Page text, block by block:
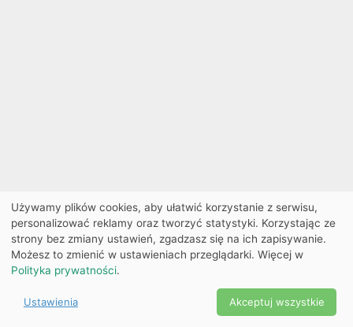
Ekobilet2026 |
Ustawienia
cookies
2026
Używamy plików cookies, aby ułatwić korzystanie z serwisu,
personalizować reklamy oraz tworzyć statystyki. Korzystając ze
strony bez zmiany ustawień, zgadzasz się na ich zapisywanie.
Możesz to zmienić w ustawieniach przeglądarki. Więcej w
Polityka prywatności.
Ustawienia Akceptuj wszystkie